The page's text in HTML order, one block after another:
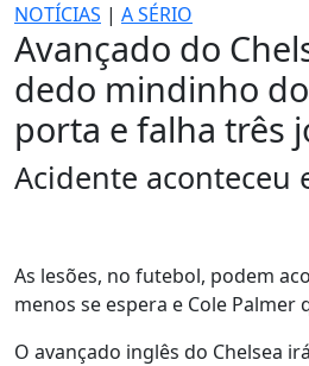
NOTÍCIAS | A SÉRIO
Avançado do
dedo mindinho
porta e falha três
Acidente aconteceu
As lesões, no futebol, podem
menos se espera e Cole Palmer
O avançado inglês do Chelsea